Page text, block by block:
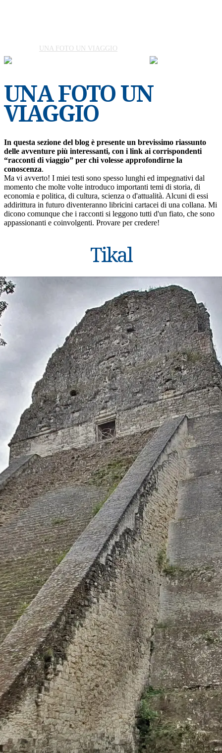
UNA FOTO UN VIAGGIO
UNA FOTO UN
VIAGGIO
In questa sezione del blog è presente un brevissimo riassunto
delle avventure più interessanti, con i link ai corrispondenti
“racconti di viaggio” per chi volesse approfondirne la
conoscenza.
Ma vi avverto! I miei testi sono spesso lunghi ed impegnativi dal
momento che molte volte introduco importanti temi di storia, di
economia e politica, di cultura, scienza o d'attualità. Alcuni di essi
addirittura in futuro diventeranno libricini cartacei di una collana. Mi
dicono comunque che i racconti si leggono tutti d'un fiato, che sono
appassionanti e coinvolgenti. Provare per credere!
Tikal